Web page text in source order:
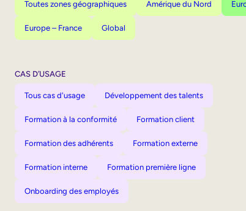
Toutes zones géographiques Amérique du Nord
Europe – France Global
CAS D’USAGE
Tous cas d'usage Développement des talents
Formation à la conformité Formation client
Formation des adhérents Formation externe
Formation interne Formation première ligne
Onboarding des employés